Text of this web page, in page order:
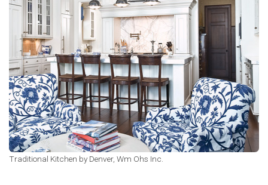
Traditional Kitchen by Denver, Wm Ohs Inc.